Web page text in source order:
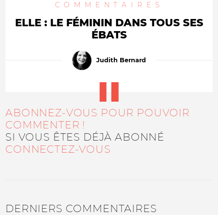
COMMENTAIRES
ELLE : LE FÉMININ DANS TOUS SES
ÉBATS
Judith Bernard
ABONNEZ-VOUS POUR POUVOIR
COMMENTER !
SI VOUS ÊTES DÉJÀ ABONNÉ
CONNECTEZ-VOUS
DERNIERS COMMENTAIRES